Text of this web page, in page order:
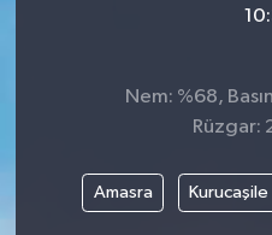
Nem: %68,
Rüzgar:
Amasra Kurucaşile